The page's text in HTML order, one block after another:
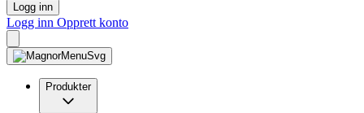
Logg inn
Logg inn Opprett konto
Produkter